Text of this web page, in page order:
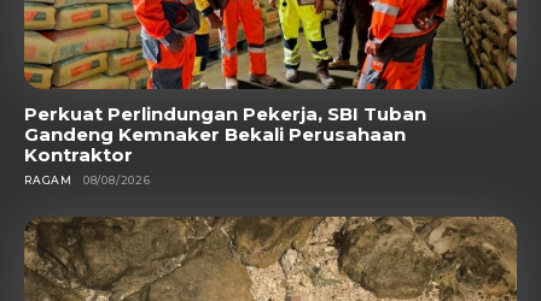
Perkuat Perlindungan Pekerja, SBI Tuban
Gandeng Kemnaker Bekali Perusahaan
Kontraktor
RAGAM 08/08/2026